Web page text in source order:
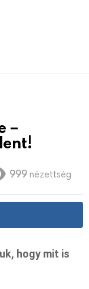
–
999 nézettség
hogy mit is